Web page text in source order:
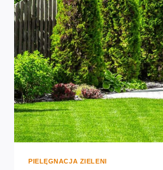
I
TERENY
ZIELONE?
PIELĘGNACJA ZIELENI